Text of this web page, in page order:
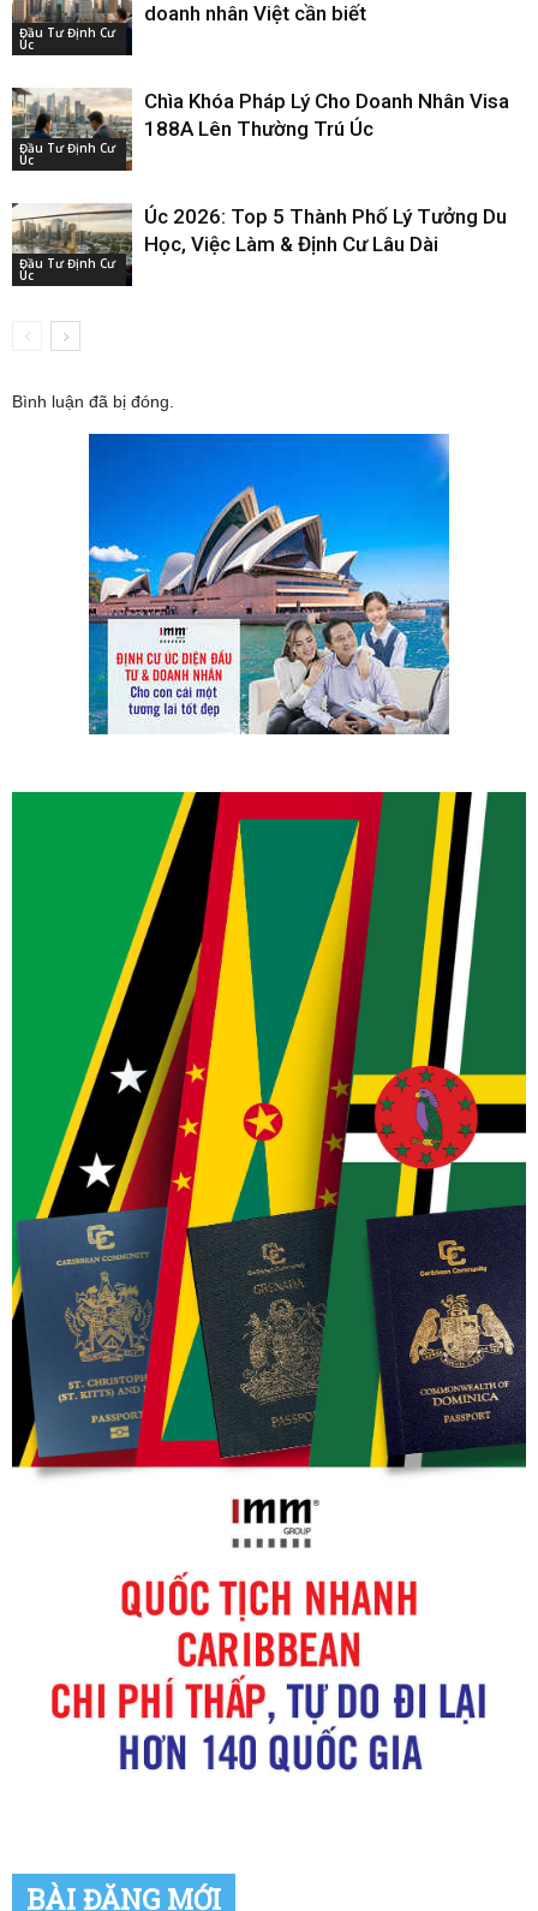
Đầu Tư Định Cư
Úc
doanh nhân Việt cần biết
Đầu Tư Định Cư
Úc
Chìa Khóa Pháp Lý Cho Doanh Nhân Visa
188A Lên Thường Trú Úc
Đầu Tư Định Cư
Úc
Úc 2026: Top 5 Thành Phố Lý Tưởng Du
Học, Việc Làm & Định Cư Lâu Dài
Bình luận đã bị đóng.
BÀI ĐĂNG MỚI